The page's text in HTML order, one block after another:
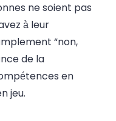
ne soient pas
à leur
“non,
de la
en
jeu.